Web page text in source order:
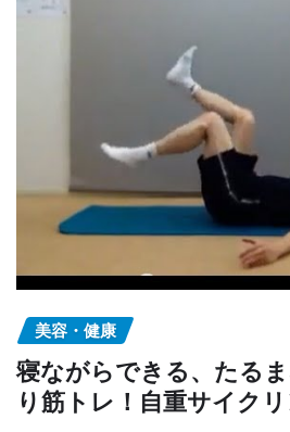
美容・健康
寝ながらできる、たる
り筋トレ！自重サイク